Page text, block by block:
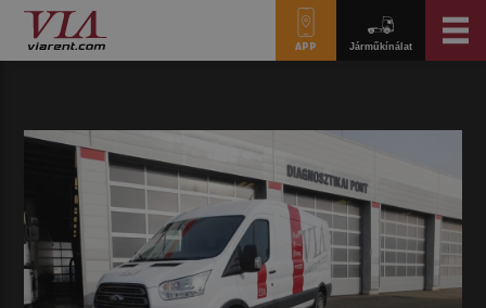
APP Járműkínálat